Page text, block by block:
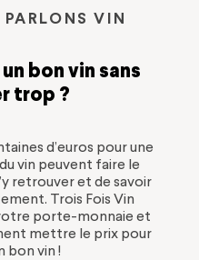
VIN
bon vin sans
trop ?
d’euros pour une
vin peuvent faire le
retrouver et de savoir
Trois Fois Vin
votre porte-monnaie et
mettre le prix pour
bon vin !